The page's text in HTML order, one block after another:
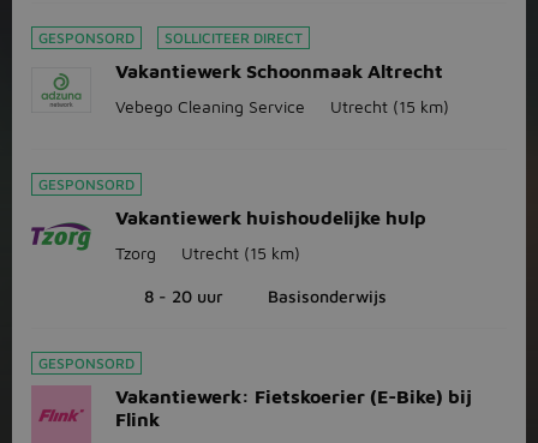
GESPONSORD SOLLICITEER DIRECT
Vakantiewerk Schoonmaak Altrecht
Vebego Cleaning Service Utrecht (15 km)
GESPONSORD
Vakantiewerk huishoudelijke hulp
Tzorg Utrecht (15 km)
8 - 20 uur Basisonderwijs
GESPONSORD
Vakantiewerk: Fietskoerier (E-Bike) bij
Flink